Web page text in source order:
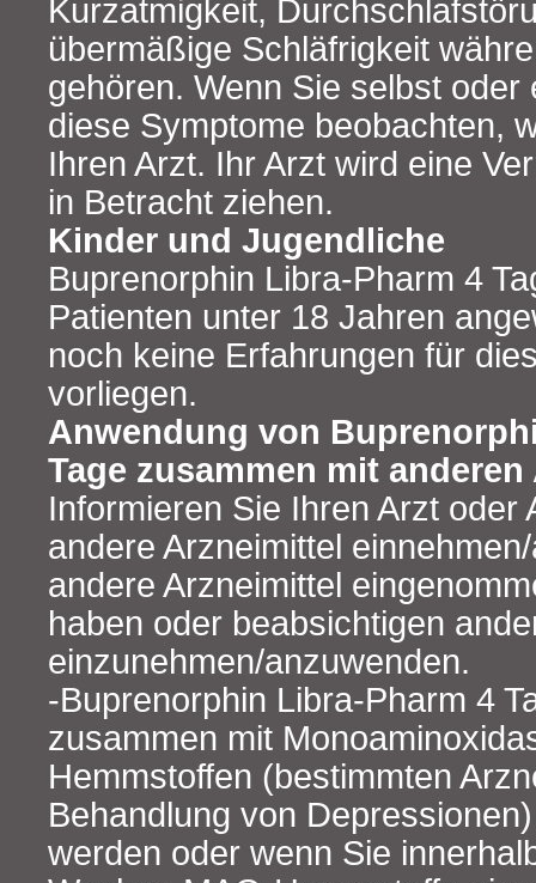
Kurzatmigkeit,
übermäßige Schläfrigkeit
gehören. Wenn Sie selbst oder
diese Symptome beobachten,
Ihren Arzt. Ihr Arzt wird eine
in Betracht ziehen.
Kinder und Jugendliche
Buprenorphin Libra-Pharm 4
Patienten unter 18 Jahren
noch keine Erfahrungen für
vorliegen.
Anwendung von
Tage zusammen mit
Informieren Sie Ihren Arzt oder
andere Arzneimittel
andere Arzneimittel
haben oder beabsichtigen
einzunehmen/anzuwenden.
-Buprenorphin Libra-Pharm 4
zusammen mit
Hemmstoffen (bestimmten
Behandlung von
werden oder wenn Sie